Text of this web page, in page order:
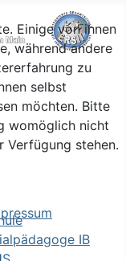
IB
Einige von ihnen
während andere
zu
selbst
möchten. Bitte
womöglich nicht
Verfügung stehen.